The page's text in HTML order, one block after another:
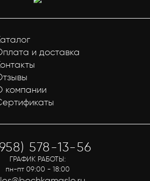
и доставка
компании
578-13-56
ГРАФИК РАБОТЫ:
пн-пт 09:00 - 18:00